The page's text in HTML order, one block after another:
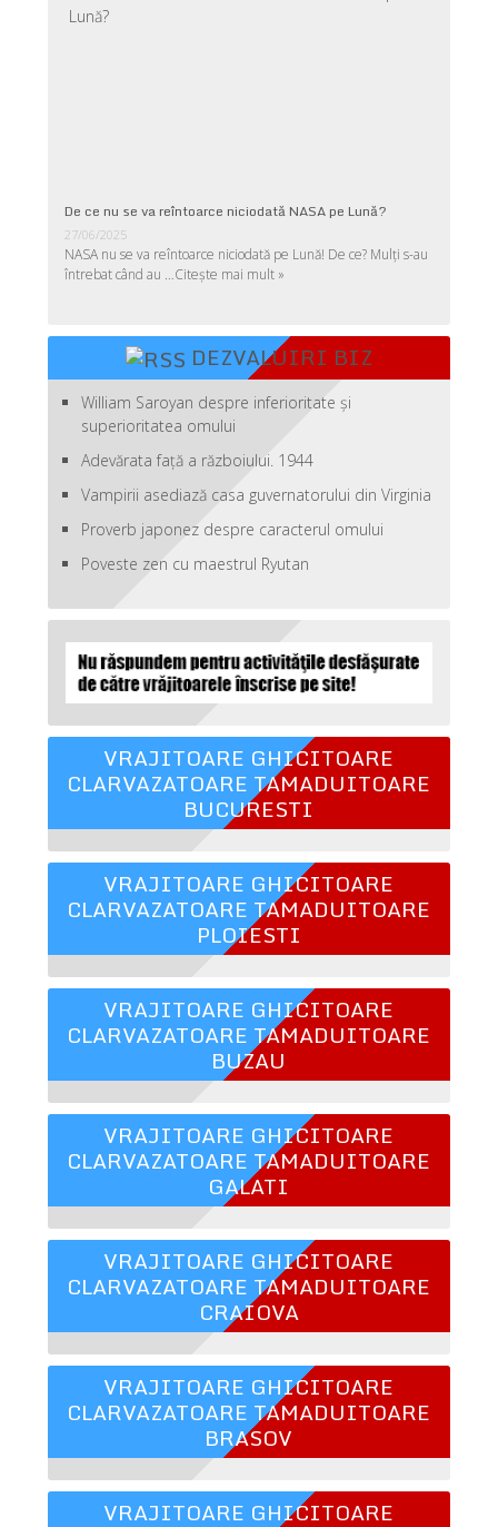
De ce nu se va reîntoarce niciodată NASA pe Lună?
27/06/2025
NASA nu se va reîntoarce niciodată pe Lună! De ce? Mulţi s-au
întrebat când au …Citește mai mult »
DEZVALUIRI BIZ
William Saroyan despre inferioritate şi
superioritatea omului
Adevărata față a războiului. 1944
Vampirii asediază casa guvernatorului din Virginia
Proverb japonez despre caracterul omului
Poveste zen cu maestrul Ryutan
VRAJITOARE GHICITOARE
CLARVAZATOARE TAMADUITOARE
BUCURESTI
VRAJITOARE GHICITOARE
CLARVAZATOARE TAMADUITOARE
PLOIESTI
VRAJITOARE GHICITOARE
CLARVAZATOARE TAMADUITOARE
BUZAU
VRAJITOARE GHICITOARE
CLARVAZATOARE TAMADUITOARE
GALATI
VRAJITOARE GHICITOARE
CLARVAZATOARE TAMADUITOARE
CRAIOVA
VRAJITOARE GHICITOARE
CLARVAZATOARE TAMADUITOARE
BRASOV
VRAJITOARE GHICITOARE